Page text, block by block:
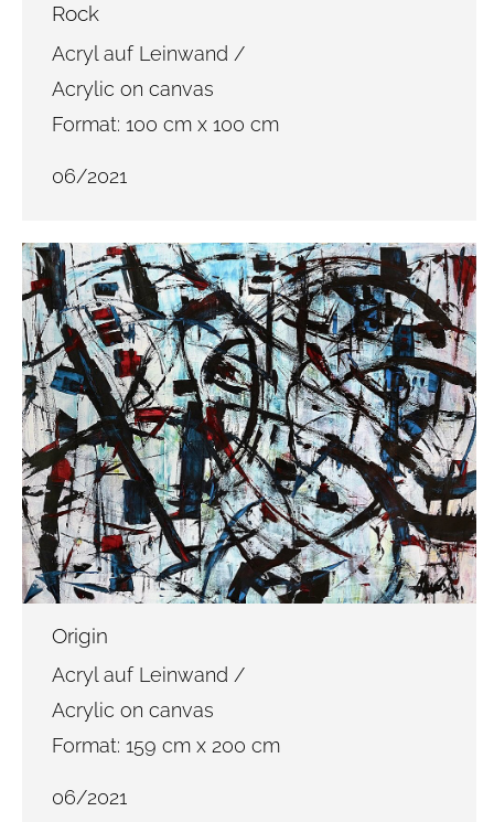
Rock
Acryl auf Leinwand /
Acrylic on canvas
Format: 100 cm x 100 cm
06/2021
Origin
Acryl auf Leinwand /
Acrylic on canvas
Format: 159 cm x 200 cm
06/2021